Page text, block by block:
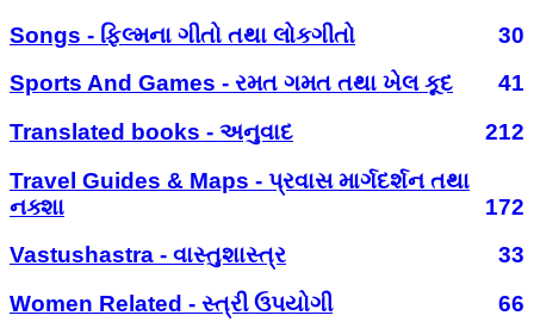
Songs - ફિલ્મના ગીતો તથા લોકગીતો
30
Sports And Games - રમત ગમત તથા ખેલ કૂદ
41
Translated books - અનુવાદ
212
Travel Guides & Maps - પ્રવાસ માર્ગદર્શન તથા
નક્શા
172
Vastushastra - વાસ્તુશાસ્ત્ર
33
Women Related - સ્ત્રી ઉપયોગી
66